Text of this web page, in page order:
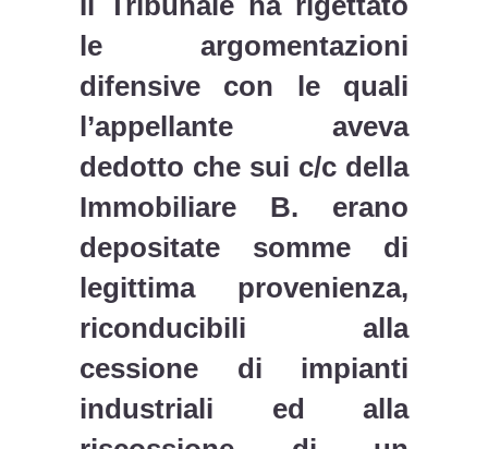
le argomentazioni
difensive con le quali
l’appellante aveva
dedotto che sui c/c della
Immobiliare B. erano
depositate somme di
legittima provenienza,
riconducibili alla
cessione di impianti
industriali ed alla